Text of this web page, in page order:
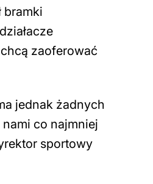
bramki
zaoferować
jednak żadnych
co najmniej
sportowy